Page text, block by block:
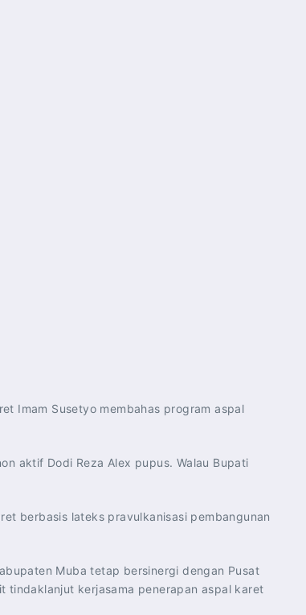
Imam Susetyo membahas program aspal
aktif Dodi Reza Alex pupus. Walau Bupati
berbasis lateks pravulkanisasi pembangunan
Muba tetap bersinergi dengan Pusat
tindaklanjut kerjasama penerapan aspal karet